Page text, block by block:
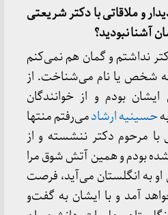
و ملاقاتی با دکتر شریعتی
آشنا نبودید؟
نداشتم و گمان هم نمی‌کنم
شخص یا نام می‌شناخت. از
بودم و از خوانندگان
حسینیه ارشادمی‌رفتم منتها
مرحوم دکتر ننشسته و از
بودم و همین آتش شوق مرا
او به انگلستان می‌آید، فرصت
آمد و با ایشان به گفت‌و